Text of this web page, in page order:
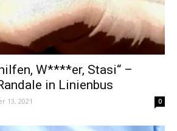
W****er, Stasi“ –
in Linienbus
13, 2021 0